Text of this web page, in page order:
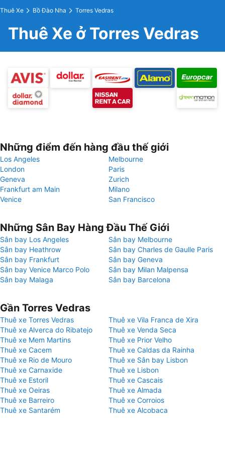
Thuê Xe Bồ Đào Nha Torres Vedras
Thuê Xe ở Torres Vedras
Những điểm đến hàng đầu thế giới
Los Angeles
Melbourne
London
Paris
Geneva
Zurich
Frankfurt am Main
Milano
Venice
San Francisco
Những Sân Bay Hàng Đầu Thế Giới
Sân bay Los Angeles
Sân bay Melbourne
Sân bay Heathrow
Sân bay Charles de Gaulle Paris
Sân bay Frankfurt
Sân bay Geneva
Sân bay Venice Marco Polo
Sân bay Milan Malpensa
Sân bay Malaga
Sân bay Barcelona
Gần Torres Vedras
Thuê xe Torres Vedras
Thuê xe Vila Franca de Xira
Thuê xe Alverca do Ribatejo
Thuê xe Venda Seca
Thuê xe Mem Martins
Thuê xe Prior Velho
Thuê xe Cacem
Thuê xe Caldas da Rainha
Thuê xe Rio de Mouro
Thuê xe Sân bay Lisbon
Thuê xe Carnaxide
Thuê xe Lisbon
Thuê xe Estoril
Thuê xe Cascais
Thuê xe Oeiras
Thuê xe Almada
Thuê xe Barreiro
Thuê xe Corroios
Thuê xe Santarém
Thuê xe Alcobaca